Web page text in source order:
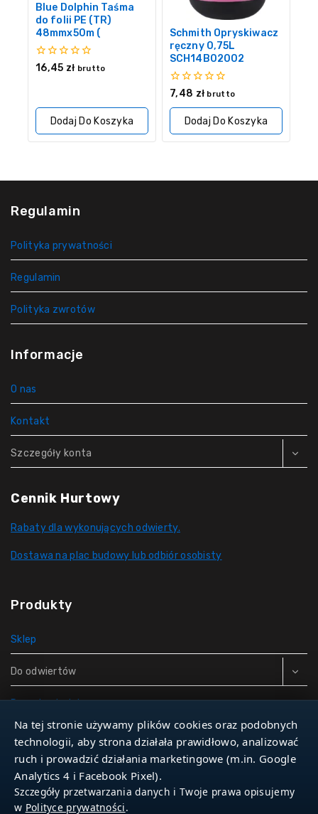
Blue Dolphin Taśma
do folii PE (TR)
48mmx50m (
0
16,45 zł brutto
Dodaj Do Koszyka
Schmith Opryskiwacz
ręczny 0,75L
SCH14B02002
0
5
7,48 zł brutto
Dodaj Do Koszyka
Regulamin
Polityka prywatności
Regulamin
Polityka zwrotów
Informacje
O nas
Kontakt
Szczegóły konta
Cennik Hurtowy
Rabaty dla wykonujących odwierty.
Dostawa na plac budowy lub odbiór osobisty
Produkty
Sklep
Do odwiertów
Rury do studni
Zbiorniki hydroforowe
Narzędzia
Na tej stronie używamy plików cookies oraz podobnych
technologii, aby strona działała prawidłowo, analizować
ruch i prowadzić działania marketingowe (m.in. Google
Analytics 4 i Facebook Pixel).
Szczegóły przetwarzania danych i Twoje prawa opisujemy
w Polityce prywatności.